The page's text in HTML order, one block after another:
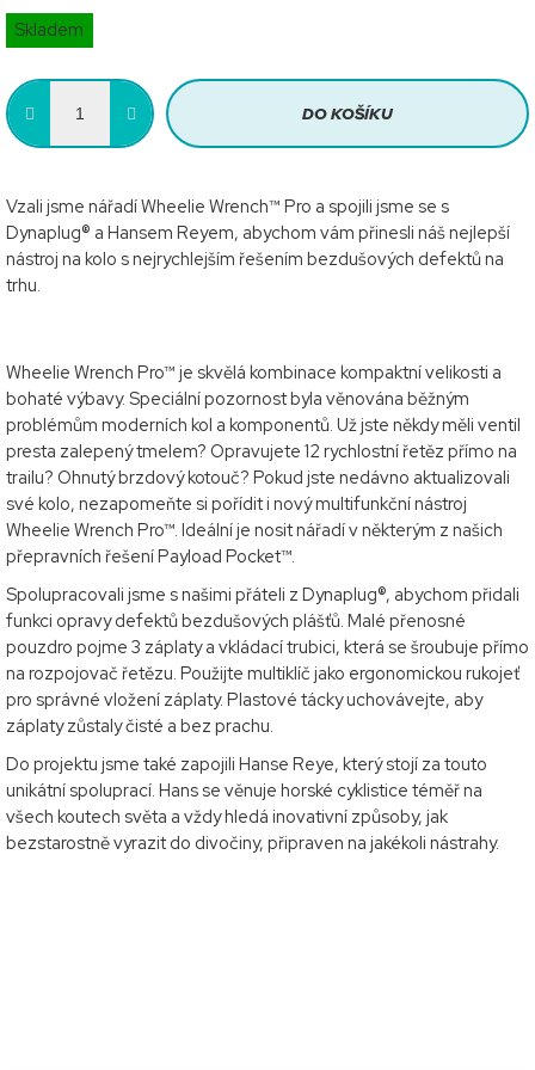
Měrná
cena:
Skladem
DO KOŠÍKU
Vzali jsme nářadí Wheelie Wrench™ Pro a spojili jsme se s
Dynaplug® a Hansem Reyem, abychom vám přinesli náš nejlepší
nástroj na kolo s nejrychlejším řešením bezdušových defektů na
trhu.
Wheelie Wrench Pro™ je skvělá kombinace kompaktní velikosti a
bohaté výbavy. Speciální pozornost byla věnována běžným
problémům moderních kol a komponentů. Už jste někdy měli ventil
presta zalepený tmelem? Opravujete 12 rychlostní řetěz přímo na
trailu? Ohnutý brzdový kotouč? Pokud jste nedávno aktualizovali
své kolo, nezapomeňte si pořídit i nový multifunkční nástroj
Wheelie Wrench Pro™. Ideální je nosit nářadí v některým z našich
přepravních řešení Payload Pocket™.
Spolupracovali jsme s našimi přáteli z Dynaplug®, abychom přidali
funkci opravy defektů bezdušových plášťů. Malé přenosné
pouzdro pojme 3 záplaty a vkládací trubici, která se šroubuje přímo
na rozpojovač řetězu. Použijte multiklíč jako ergonomickou rukojeť
pro správné vložení záplaty. Plastové tácky uchovávejte, aby
záplaty zůstaly čisté a bez prachu.
Do projektu jsme také zapojili Hanse Reye, který stojí za touto
unikátní spoluprací. Hans se věnuje horské cyklistice téměř na
všech koutech světa a vždy hledá inovativní způsoby, jak
bezstarostně vyrazit do divočiny, připraven na jakékoli nástrahy.